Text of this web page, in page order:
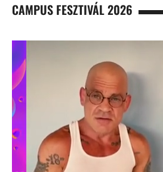
CAMPUS FESZTIVÁL 2026